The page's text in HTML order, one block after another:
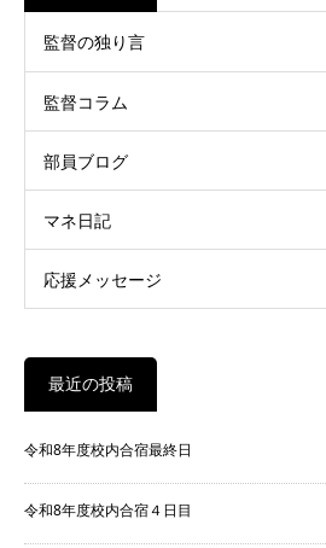
監督の独り言
監督コラム
部員ブログ
マネ日記
応援メッセージ
最近の投稿
令和8年度校内合宿最終日
令和8年度校内合宿４日目